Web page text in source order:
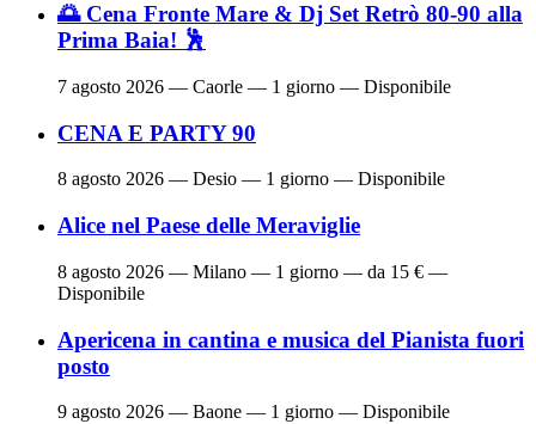
🌅 Cena Fronte Mare & Dj Set Retrò 80-90 alla
Prima Baia! 🕺
7 agosto 2026 — Caorle — 1 giorno — Disponibile
CENA E PARTY 90
8 agosto 2026 — Desio — 1 giorno — Disponibile
Alice nel Paese delle Meraviglie
8 agosto 2026 — Milano — 1 giorno — da 15 € —
Disponibile
Apericena in cantina e musica del Pianista fuori
posto
9 agosto 2026 — Baone — 1 giorno — Disponibile